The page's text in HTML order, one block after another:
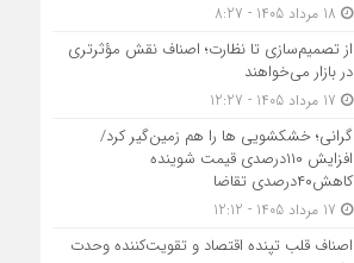
از تصمیم‌سازی تا نظارت؛ اصناف نقش مؤثرتری
در بازار می‌خواهند
گرانی؛ خشکشویی‌ ها را هم زمین‌گیر کرد/
افزایش ۱۱۰درصدی قیمت شوینده
کاهش۴۰درصدی تقاضا
اصناف قلب تپنده اقتصاد و تقویت‌کننده وحدت